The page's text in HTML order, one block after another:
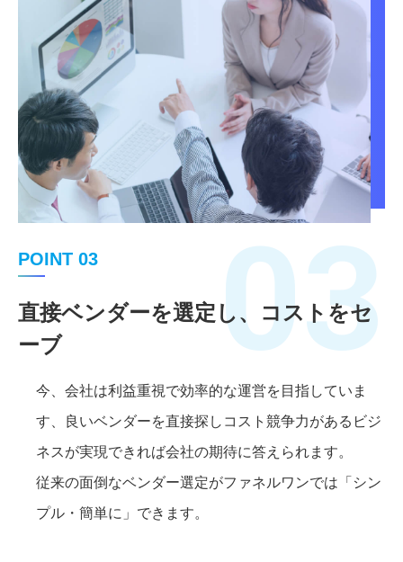
POINT 03
直接ベンダーを選定し、コストをセ
ーブ
03
今、会社は利益重視で効率的な運営を目指していま
す、良いベンダーを直接探しコスト競争力があるビジ
ネスが実現できれば会社の期待に答えられます。
従来の面倒なベンダー選定がファネルワンでは「シン
プル・簡単に」できます。